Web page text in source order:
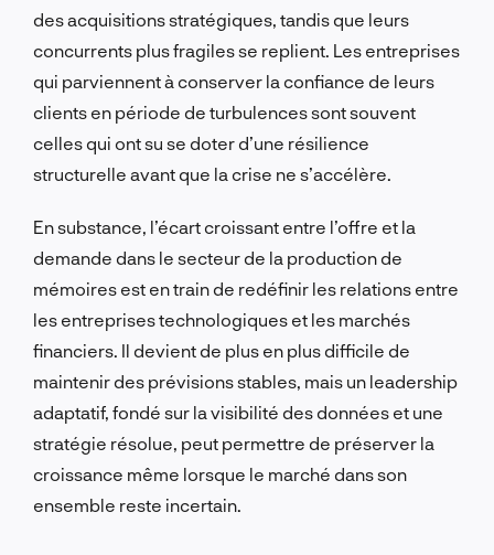
des acquisitions stratégiques, tandis que leurs
concurrents plus fragiles se replient. Les entreprises
qui parviennent à conserver la confiance de leurs
clients en période de turbulences sont souvent
celles qui ont su se doter d’une résilience
structurelle avant que la crise ne s’accélère.
En substance, l’écart croissant entre l’offre et la
demande dans le secteur de la production de
mémoires est en train de redéfinir les relations entre
les entreprises technologiques et les marchés
financiers. Il devient de plus en plus difficile de
maintenir des prévisions stables, mais un leadership
adaptatif, fondé sur la visibilité des données et une
stratégie résolue, peut permettre de préserver la
croissance même lorsque le marché dans son
ensemble reste incertain.